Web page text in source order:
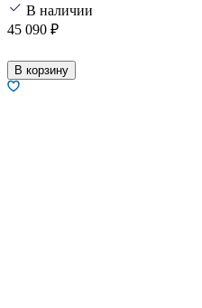
В наличии
45 090 ₽
В корзину